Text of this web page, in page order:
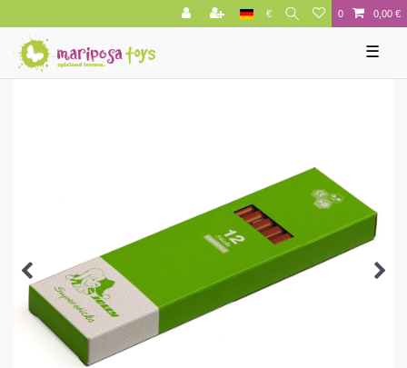
€ 0 0,00 €
☰